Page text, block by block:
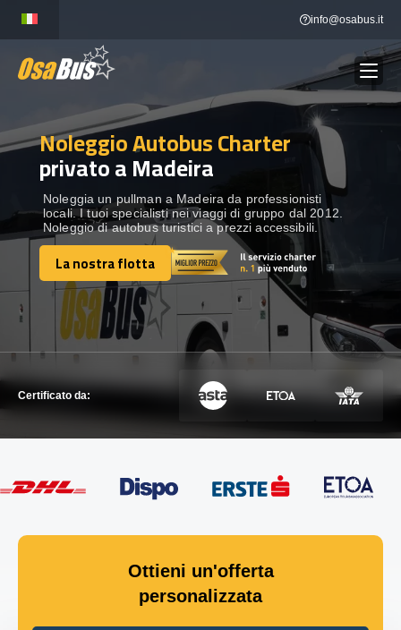
content
info@osabus.it
NOLEGGIO AUTOBUS Show dropdown
DESTINAZIONI Show dropdown
FLOTTA
METTITI IN CONTATTO
METTITI IN CONTATTO
Noleggio Autobus Charter
privato a Madeira
Noleggia un pullman a Madeira da professionisti
locali. I tuoi specialisti nei viaggi di gruppo dal 2012.
Noleggio di autobus turistici a prezzi accessibili.
La nostra flotta
La nostra flotta
Certificato da:
Ottieni un'offerta
personalizzata